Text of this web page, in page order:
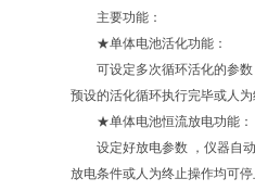
主要功能：
★单体电池活化功能：
可设定多次循环活化的参数
预设的活化循环执行完毕或人
★单体电池恒流放电功能：
设定好放电参数 ，仪器自动
放电条件或人为终止操作均可